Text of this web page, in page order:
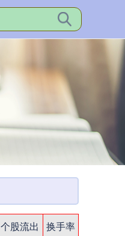
个股流出
换手率